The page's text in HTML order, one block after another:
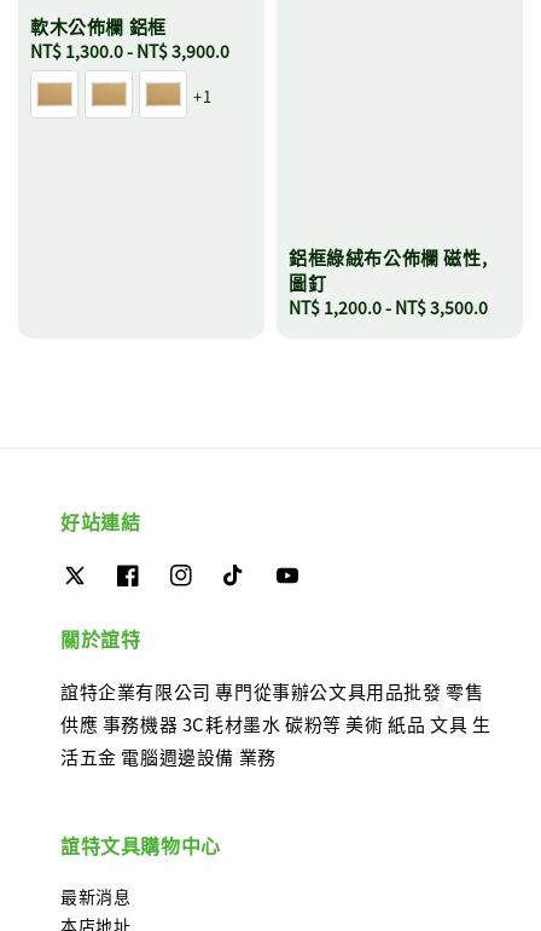
軟木公佈欄 鋁框
Regular
price
NT$ 1,300.0- NT$ 3,900.0
+1
鋁框綠絨布公佈欄 磁性,
圖釘
Regular
NT$ 1,200.0- NT$ 3,500.0
好站連結
關於誼特
誼特企業有限公司 專門從事辦公文具用品批發 零售
供應 事務機器 3C耗材墨水 碳粉等 美術 紙品 文具 生
活五金 電腦週邊設備 業務
誼特文具購物中心
最新消息
本店地址